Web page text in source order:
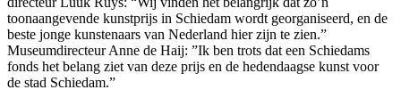
toonaangevende kunstprijs in Schiedam wordt georganiseerd, en de
beste jonge kunstenaars van Nederland hier zijn te zien.”
Museumdirecteur Anne de Haij: ”Ik ben trots dat een Schiedams
fonds het belang ziet van deze prijs en de hedendaagse kunst voor
de stad Schiedam.” ​